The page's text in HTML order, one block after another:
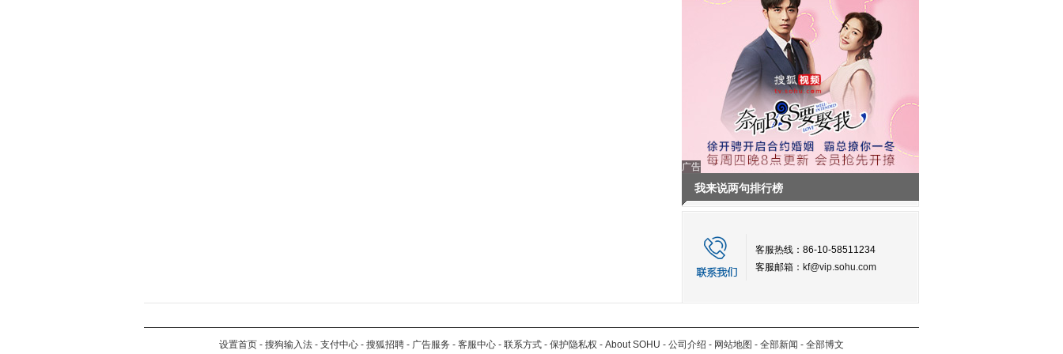
广告
我来说两句排行榜
客服热线：86-10-58511234
客服邮箱： kf@vip.sohu.com
设置首页 - 搜狗输入法 - 支付中心 - 搜狐招聘 - 广告服务 - 客服中心 - 联系方式 - 保护隐私权 - About SOHU - 公司介绍 - 网站地图 - 全部新闻 - 全部博文